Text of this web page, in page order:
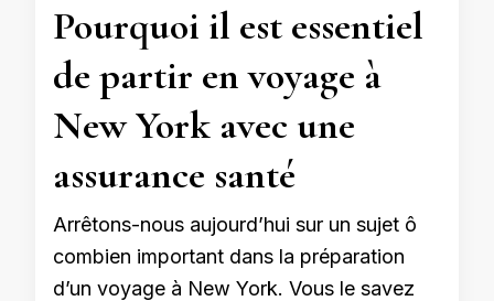
Pourquoi il est essentiel
de partir en voyage à
New York avec une
assurance santé
Arrêtons-nous aujourd’hui sur un sujet ô
combien important dans la préparation
d’un voyage à New York. Vous le savez